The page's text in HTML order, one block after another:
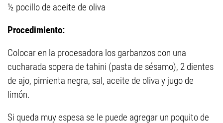
½ pocillo de aceite de oliva
Procedimiento:
Colocar en la procesadora los garbanzos con una
cucharada sopera de tahini (pasta de sésamo), 2 dientes
de ajo, pimienta negra, sal, aceite de oliva y jugo de
limón.
Si queda muy espesa se le puede agregar un poquito de